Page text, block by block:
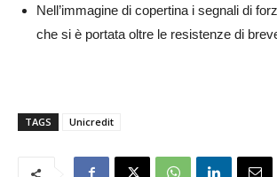
Nell’immagine di copertina i segnali di
che si è portata oltre le resistenze di
TAGS Unicredit